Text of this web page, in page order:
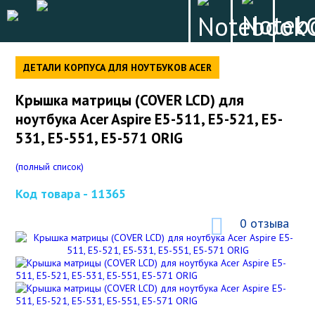
ДЕТАЛИ КОРПУСА ДЛЯ НОУТБУКОВ ACER
Крышка матрицы (COVER LCD) для
ноутбука Acer Aspire E5-511, E5-521, E5-
531, E5-551, E5-571 ORIG
(полный список)
Код товара - 11365
0 отзыва